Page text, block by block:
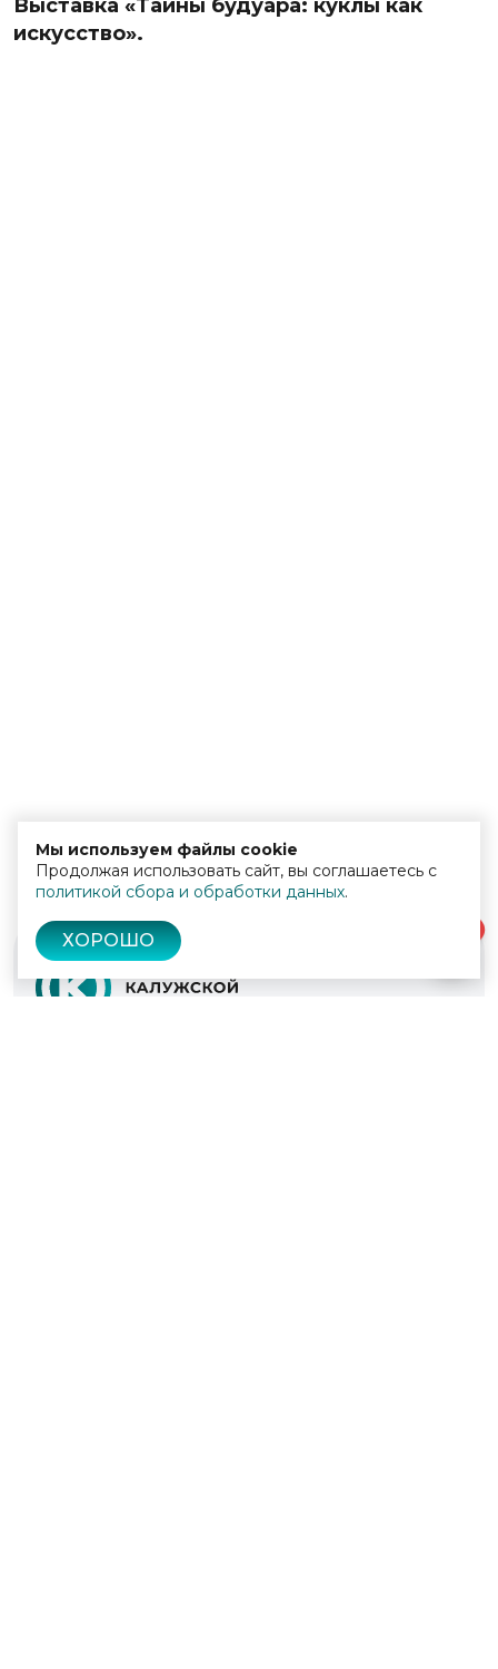
Выставка «Тайны будуара: куклы как
искусство».
Мы используем файлы cookie
Продолжая использовать сайт, вы соглашаетесь с
политикой сбора и обработки данных.
ХОРОШО